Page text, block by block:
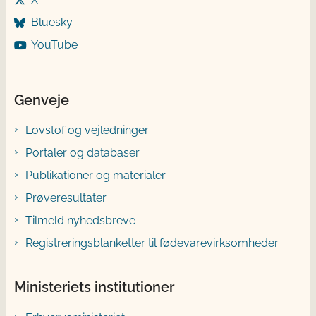
Bluesky
YouTube
Genveje
Lovstof og vejledninger
Portaler og databaser
Publikationer og materialer
Prøveresultater
Tilmeld nyhedsbreve
Registreringsblanketter til fødevarevirksomheder
Ministeriets institutioner